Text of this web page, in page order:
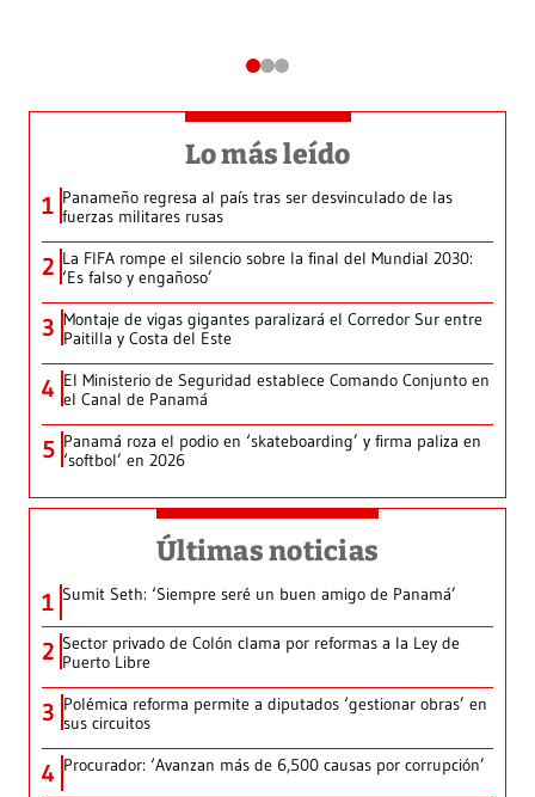
Lo más leído
1 Panameño regresa al país tras ser desvinculado de las
fuerzas militares rusas
2 La FIFA rompe el silencio sobre la final del Mundial 2030:
‘Es falso y engañoso’
3 Montaje de vigas gigantes paralizará el Corredor Sur entre
Paitilla y Costa del Este
4 El Ministerio de Seguridad establece Comando Conjunto en
el Canal de Panamá
5 Panamá roza el podio en ‘skateboarding’ y firma paliza en
‘softbol’ en 2026
Últimas noticias
1 Sumit Seth: ‘Siempre seré un buen amigo de Panamá’
2 Sector privado de Colón clama por reformas a la Ley de
Puerto Libre
3 Polémica reforma permite a diputados ‘gestionar obras’ en
sus circuitos
4 Procurador: ‘Avanzan más de 6,500 causas por corrupción’